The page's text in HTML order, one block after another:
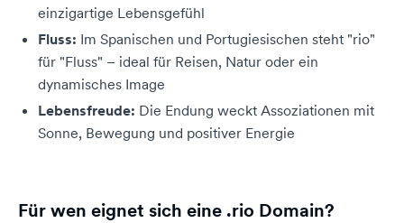
einzigartige Lebensgefühl
Fluss: Im Spanischen und Portugiesischen steht "rio"
für "Fluss" – ideal für Reisen, Natur oder ein
dynamisches Image
Lebensfreude: Die Endung weckt Assoziationen mit
Sonne, Bewegung und positiver Energie
Für wen eignet sich eine .rio Domain?